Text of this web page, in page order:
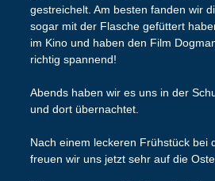
gestreichelt. Am besten fanden wir
sogar mit der Flasche gefüttert
im Kino und haben den Film
richtig spannend!
Abends haben wir es uns in der
und dort übernachtet.
Nach einem leckeren Frühstück bei
freuen wir uns jetzt sehr auf die